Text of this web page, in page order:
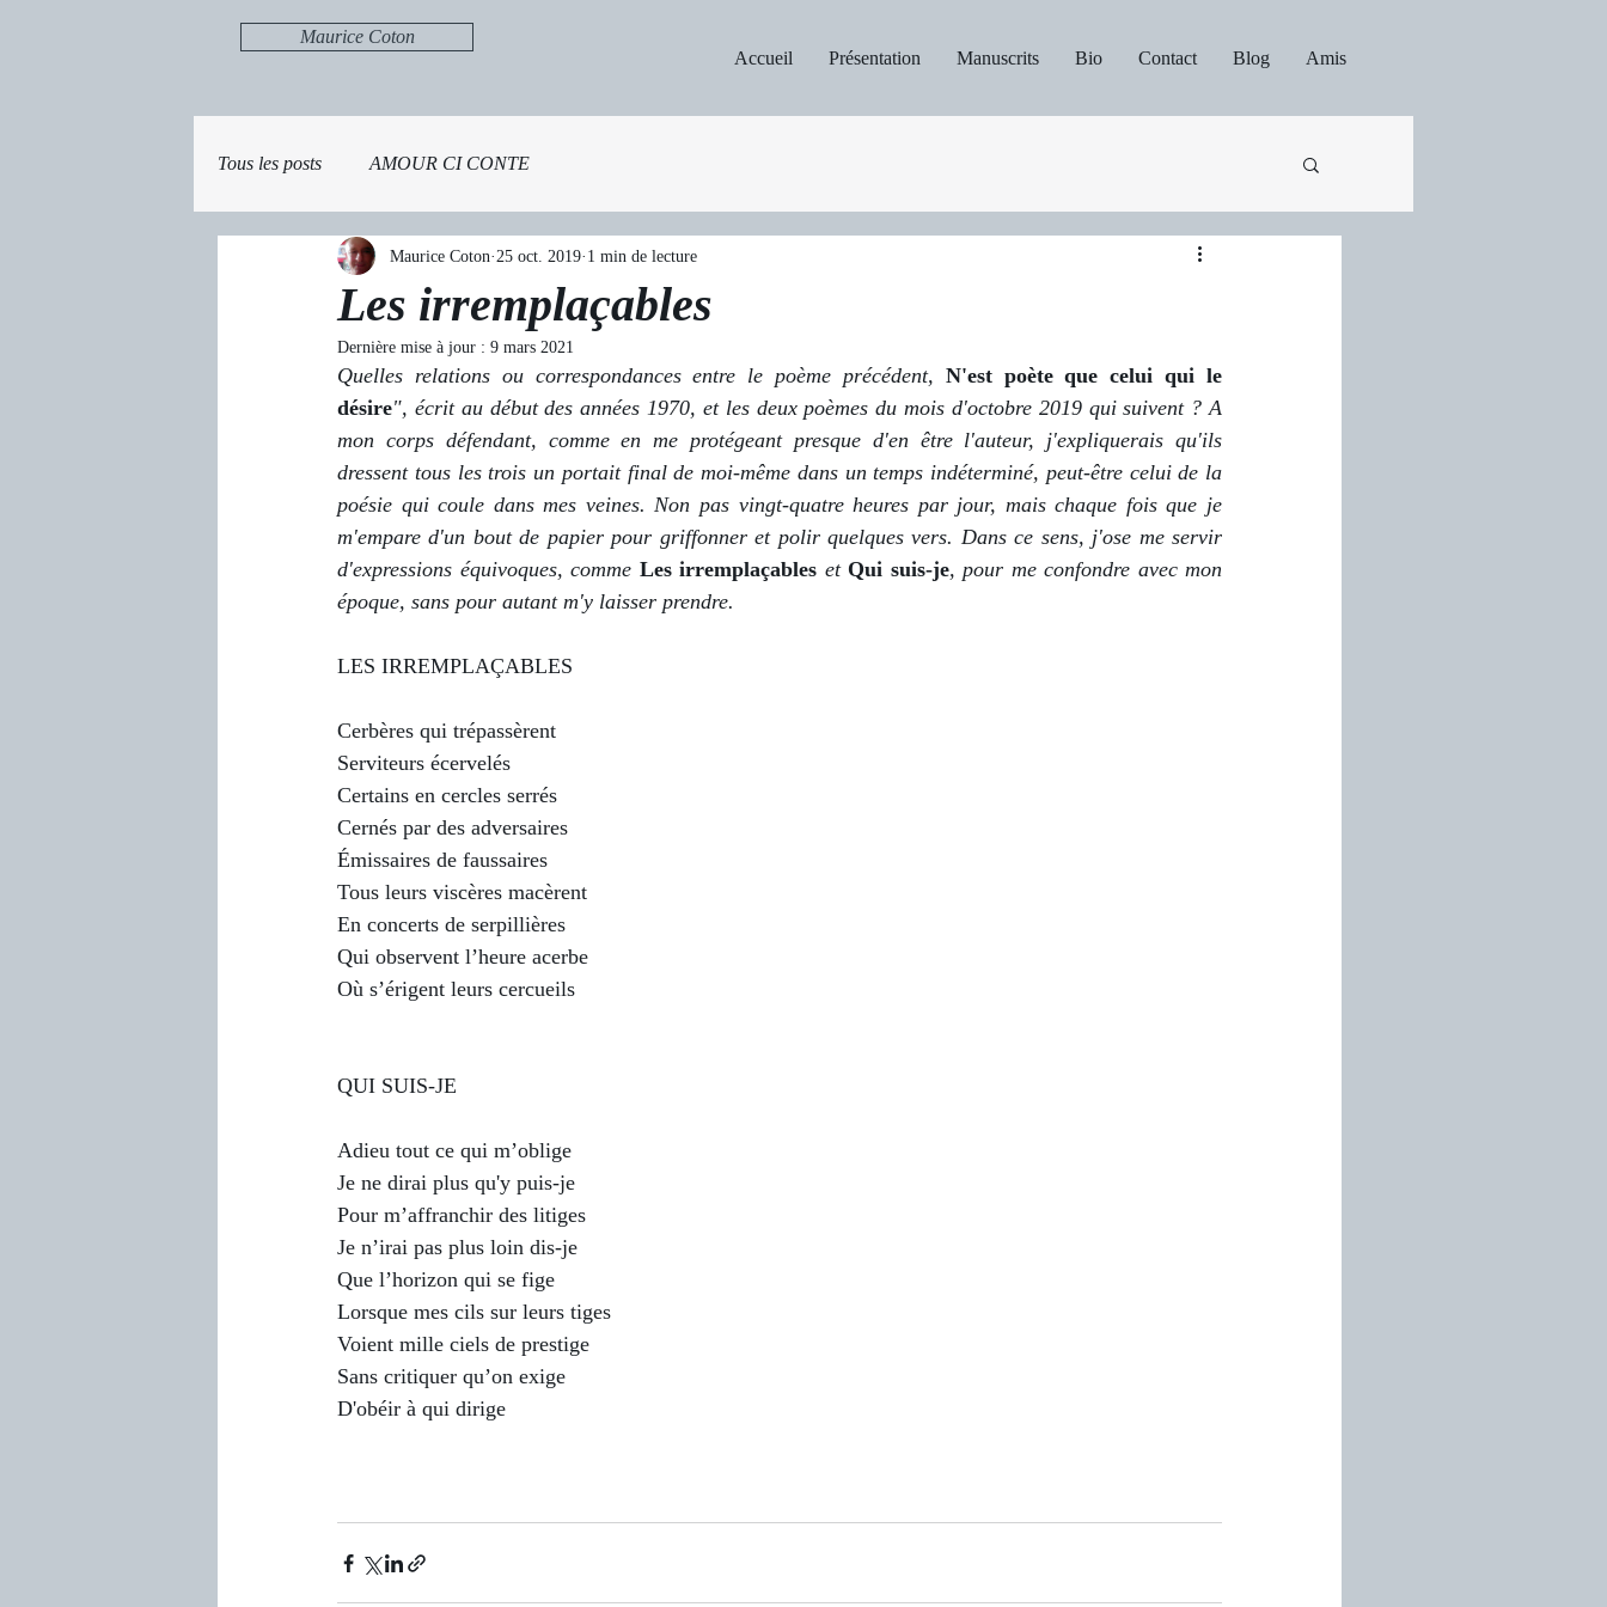
Maurice Coton
Accueil
Présentation Manuscrits Bio Contact Blog Amis
Tous les posts AMOUR CI CONTE
Les irremplaçables
Maurice Coton 25 oct. 2019 1 min de lecture
Dernière mise à jour : 9 mars 2021
Quelles relations ou correspondances entre le poème précédent, N'est poète que celui qui le
désire", écrit au début des années 1970, et les deux poèmes du mois d'octobre 2019 qui suivent ? A
mon corps défendant, comme en me protégeant presque d'en être l'auteur, j'expliquerais qu'ils
dressent tous les trois un portait final de moi-même dans un temps indéterminé, peut-être celui de la
poésie qui coule dans mes veines. Non pas vingt-quatre heures par jour, mais chaque fois que je
m'empare d'un bout de papier pour griffonner et polir quelques vers. Dans ce sens, j'ose me servir
d'expressions équivoques, comme Les irremplaçables et Qui suis-je, pour me confondre avec mon
époque, sans pour autant m'y laisser prendre.
LES IRREMPLAÇABLES
Cerbères qui trépassèrent
Serviteurs écervelés
Certains en cercles serrés
Cernés par des adversaires
Émissaires de faussaires
Tous leurs viscères macèrent
En concerts de serpillières
Qui observent l’heure acerbe
Où s’érigent leurs cercueils
QUI SUIS-JE
Adieu tout ce qui m’oblige
Je ne dirai plus qu'y puis-je
Pour m’affranchir des litiges
Je n’irai pas plus loin dis-je
Que l’horizon qui se fige
Lorsque mes cils sur leurs tiges
Voient mille ciels de prestige
Sans critiquer qu’on exige
D'obéir à qui dirige